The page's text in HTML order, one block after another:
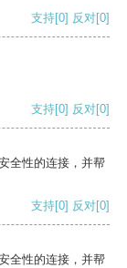
支持[0] 反对[0]
支持[0] 反对[0]
全性的连接，并帮
支持[0] 反对[0]
全性的连接，并帮